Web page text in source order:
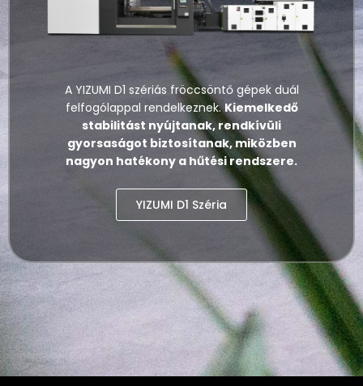
A YIZUMI D1 szériás fröccsöntő gépek duál
felfogólappal rendelkeznek.Kiemelkedő
stabilitást nyújtanak, rendkívüli
gyorsaságot biztosítanak, miközben
nagyon hatékony a hűtési rendszere.
YIZUMI D1 Széria